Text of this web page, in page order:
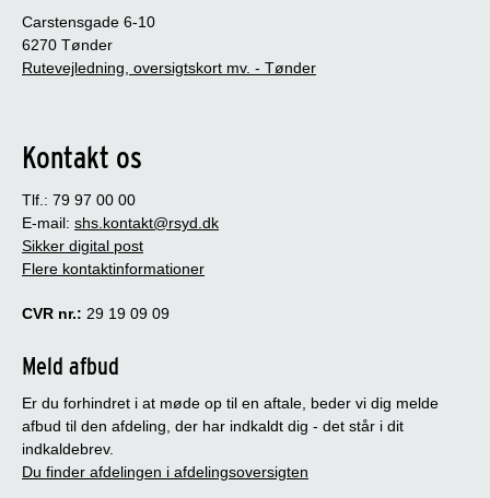
Carstensgade 6-10
6270 Tønder
Rutevejledning, oversigtskort mv. - Tønder
Kontakt os
Tlf.: 79 97 00 00
E-mail: shs.kontakt@rsyd.dk
Sikker digital post
Flere kontaktinformationer
CVR nr.: 29 19 09 09
Meld afbud
Er du forhindret i at møde op til en aftale, beder vi dig melde
afbud til den afdeling, der har indkaldt dig - det står i dit
indkaldebrev.
Du finder afdelingen i afdelingsoversigten